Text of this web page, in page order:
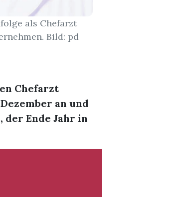
als Chefarzt
Bild: pd
Chefarzt
an und
Ende Jahr in